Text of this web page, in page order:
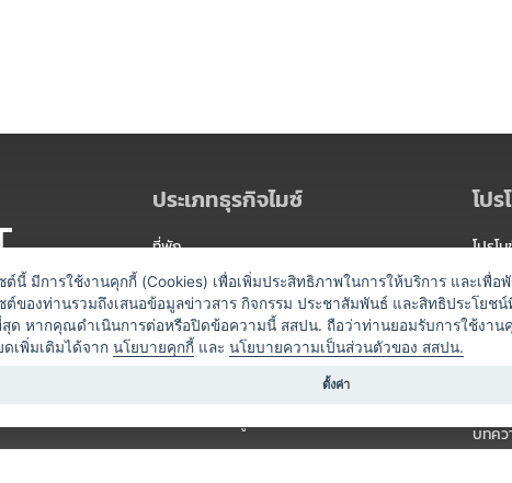
ประเภทธุรกิจไมซ์
ที่พัก
สถานที่จัดงาน
ท่องเที่ยว / นำเที่ยว
ออแกไนเซอร์
บริการสำหรับผู้จัดงาน
โป
โปรโ
แพ็กเ
แคม
บทคว
ต์นี้ มีการใช้งานคุกกี้ (Cookies) เพื่อเพิ่มประสิทธิภาพในการให้บริการ และเพื่
ต์ของท่านรวมถึงเสนอข้อมูลข่าวสาร กิจกรรม ประชาสัมพันธ์ และสิทธิประโย
ด หากคุณดำเนินการต่อหรือปิดข้อความนี้ สสปน. ถือว่าท่านยอมรับการใช้งาน
ดเพิ่มเติมได้จาก นโยบายคุกกี้ และ นโยบายความเป็นส่วนตัวของ สสปน.
ตั้งค่า